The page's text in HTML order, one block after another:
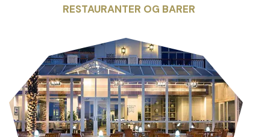
RESTAURANTER OG BARER